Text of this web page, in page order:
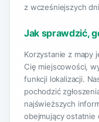
z wcześniejszych
Jak sprawdzić,
Korzystanie z mapy
Cię miejscowości,
funkcji lokalizacji.
pochodzić
najświeższych
obejmujący ostatnie